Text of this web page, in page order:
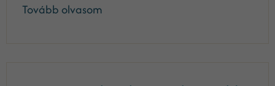
Tovább olvasom